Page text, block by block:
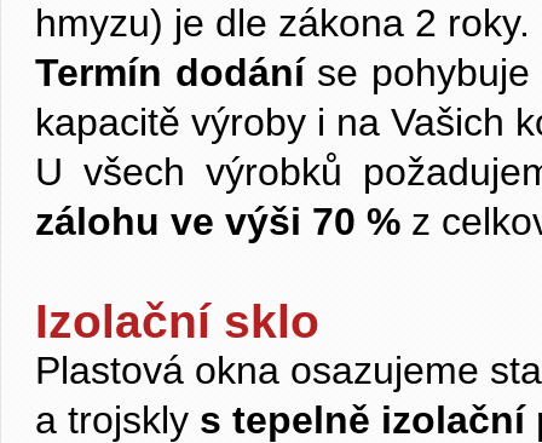
hmyzu) je dle zákona 2 roky.
Termín dodání se
kapacitě výroby i na Vašich
U všech výrobků
zálohu ve výši 70 % z
Izolační sklo
Plastová okna osazujeme
a trojskly s tepelně izolační